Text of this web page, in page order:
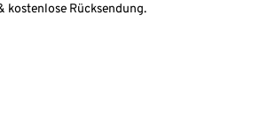
kostenlose Rücksendung.